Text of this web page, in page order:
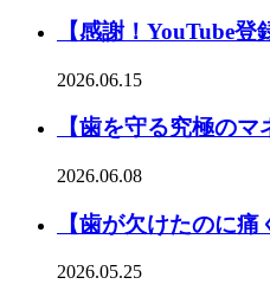
【感謝！YouTube登
2026.06.15
【歯を守る究極のマ
2026.06.08
【歯が欠けたのに
2026.05.25